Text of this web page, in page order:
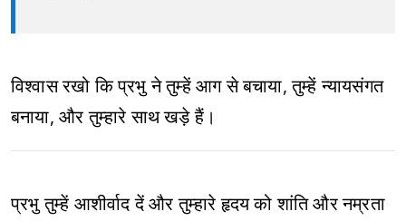
विश्वास रखो कि प्रभु ने तुम्हें आग से बचाया, तुम्हें न्यायसंगत
बनाया, और तुम्हारे साथ खड़े हैं।
प्रभु तुम्हें आशीर्वाद दें और तुम्हारे हृदय को शांति और नम्रता